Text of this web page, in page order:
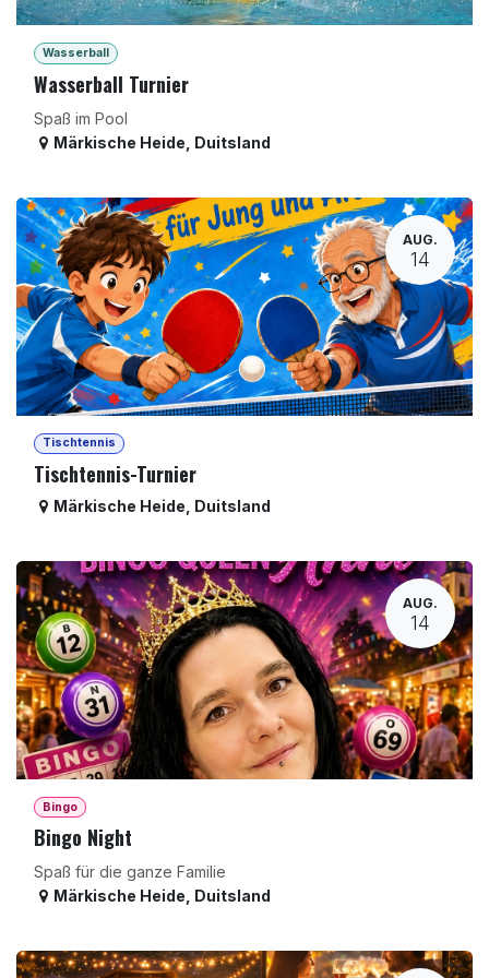
Wasserball
Wasserball Turnier
Spaß im Pool
Märkische Heide Duitsland
AUG.
14
Tischtennis
Tischtennis-Turnier
Märkische Heide Duitsland
AUG.
14
Bingo
Bingo Night
Spaß für die ganze Familie
Märkische Heide Duitsland